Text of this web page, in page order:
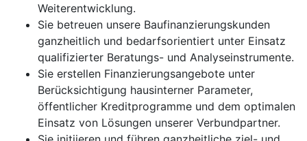
Weiterentwicklung.
Sie betreuen unsere Baufinanzierungskunden
ganzheitlich und bedarfsorientiert unter Einsatz
qualifizierter Beratungs- und Analyseinstrumente.
Sie erstellen Finanzierungsangebote unter
Berück­sichtigung hausinterner Parameter,
öffentlicher Kreditprogramme und dem optimalen
Einsatz von Lösungen unserer Verbundpartner.